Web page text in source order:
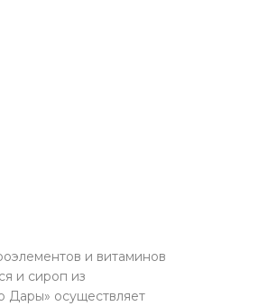
и витаминов
и сироп из
Дары» осуществляет